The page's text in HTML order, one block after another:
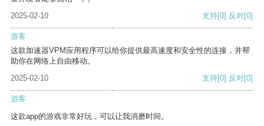
2025-02-10
支持[0] 反对[0]
游客
这款加速器VPM应用程序可以给你提供最高速度和安全性的连接，并帮
助你在网络上自由移动。
2025-02-10
支持[0] 反对[0]
游客
这款app的游戏非常好玩，可以让我消磨时间。